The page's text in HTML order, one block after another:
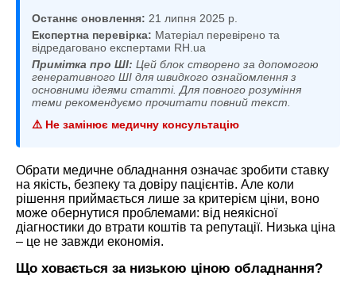
Останнє оновлення: 21 липня 2025 р.
Експертна перевірка: Матеріал перевірено та
відредаговано експертами RH.ua
Примітка про ШІ: Цей блок створено за допомогою
генеративного ШІ для швидкого ознайомлення з
основними ідеями статті. Для повного розуміння
теми рекомендуємо прочитати повний текст.
⚠️ Не замінює медичну консультацію
Обрати медичне обладнання означає зробити ставку
на якість, безпеку та довіру пацієнтів. Але коли
рішення приймається лише за критерієм ціни, воно
може обернутися проблемами: від неякісної
діагностики до втрати коштів та репутації. Низька ціна
– це не завжди економія.
Що ховається за низькою ціною обладнання?